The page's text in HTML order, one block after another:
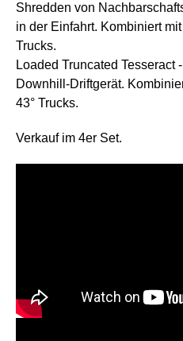
Shredden von
in der Einfahrt. Kombiniert
Trucks.
Loaded Truncated Tesseract-
Downhill-Driftgerät.
43° Trucks.
Verkauf im 4er Set.